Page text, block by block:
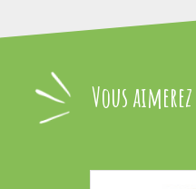
Vous